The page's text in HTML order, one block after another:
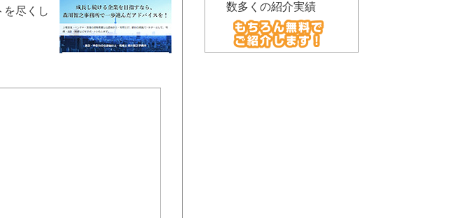
を尽くし
数多くの紹介実績